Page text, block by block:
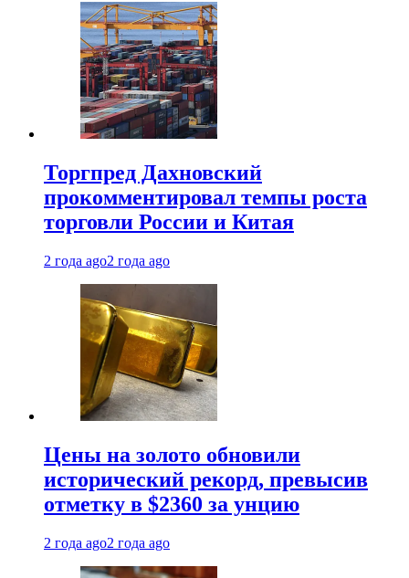
Торгпред Дахновский
прокомментировал темпы роста
торговли России и Китая
2 года ago2 года ago
Цены на золото обновили
исторический рекорд, превысив
отметку в $2360 за унцию
2 года ago2 года ago